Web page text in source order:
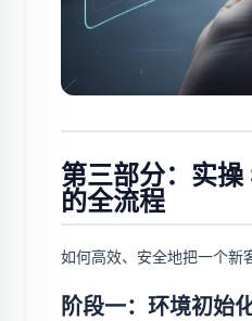
第三部分：实
的全流程
如何高效、安全地把一个新
阶段一：环境初始